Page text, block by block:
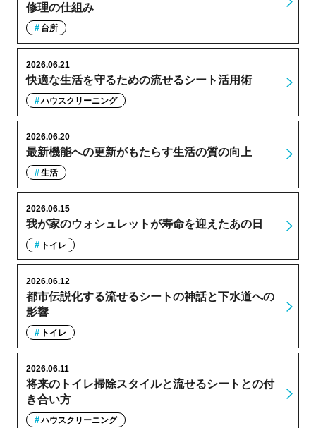
修理の仕組み
台所
快適な生活を守るための流せるシート活用術
2026.06.21
ハウスクリーニング
最新機能への更新がもたらす生活の質の向上
2026.06.20
生活
我が家のウォシュレットが寿命を迎えたあの日
2026.06.15
トイレ
都市伝説化する流せるシートの神話と下水道への
影響
2026.06.12
トイレ
将来のトイレ掃除スタイルと流せるシートとの付
き合い方
2026.06.11
ハウスクリーニング